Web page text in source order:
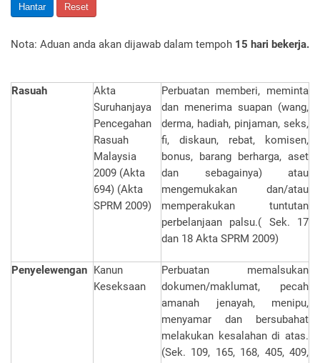
Hantar Reset
Nota: Aduan anda akan dijawab dalam tempoh 15 hari bekerja.
Rasuah
Akta
Suruhanjaya
Pencegahan
Rasuah
Malaysia
2009 (Akta
694) (Akta
SPRM 2009)
Perbuatan memberi, meminta
dan menerima suapan (wang,
derma, hadiah, pinjaman, seks,
fi, diskaun, rebat, komisen,
bonus, barang berharga, aset
dan sebagainya) atau
mengemukakan dan/atau
memperakukan tuntutan
perbelanjaan palsu.( Sek. 17
dan 18 Akta SPRM 2009)
Penyelewengan Kanun
Keseksaan
Perbuatan memalsukan
dokumen/maklumat, pecah
amanah jenayah, menipu,
menyamar dan bersubahat
melakukan kesalahan di atas.
(Sek. 109, 165, 168, 405, 409,